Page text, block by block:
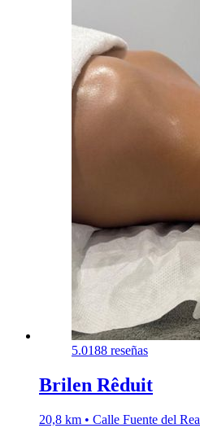
5.0188 reseñas
Brilen Rêduit
20,8 km • Calle Fuente del